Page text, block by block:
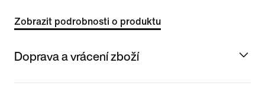
Zobrazit podrobnosti o produktu
Doprava a vrácení zboží